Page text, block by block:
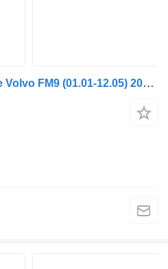
Engine Timing Gear Plate Volvo FM9 (01.01-12.05) 20481693 voor Volvo FM7-FM12, FM, FMX (1998-2014) trekker